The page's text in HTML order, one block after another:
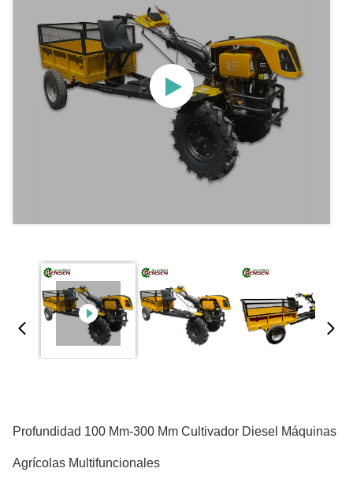
Profundidad 100 Mm-300 Mm Cultivador Diesel Máquinas
Agrícolas Multifuncionales